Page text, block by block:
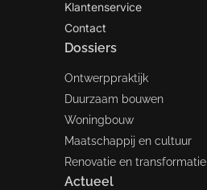
Klantenservice
Contact
Dossiers
Ontwerppraktijk
Duurzaam bouwen
Woningbouw
Maatschappij en cultuur
Renovatie en transformatie
Actueel